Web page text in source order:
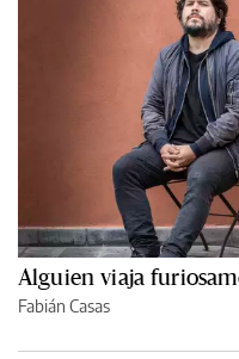
Alguien viaja
Fabián Casas